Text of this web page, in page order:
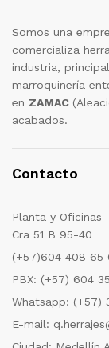
Somos una
comercializa
industria,
marroquinería
en ZAMAC
acabados.
Contacto
Planta y Oficinas
Cra 51 B 95-40
(+57)604 408 65
PBX: (+57) 604
Whatsapp: (+57)
E-mail: